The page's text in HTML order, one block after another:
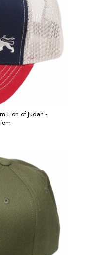
Lion of Judah -